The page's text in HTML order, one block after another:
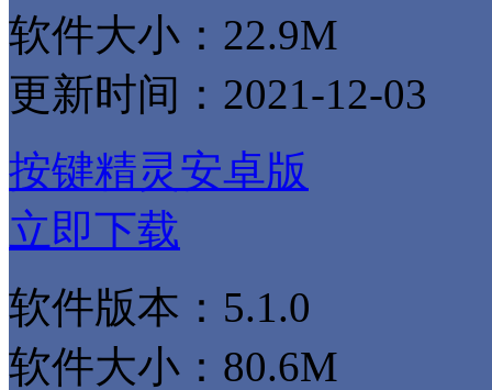
软件大小：22.9M
更新时间：2021-12-03
按键精灵安卓版
立即下载
软件版本：5.1.0
软件大小：80.6M